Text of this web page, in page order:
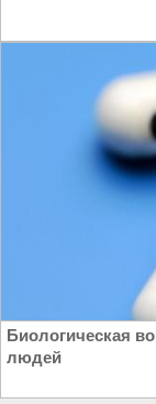
Биологическая
людей